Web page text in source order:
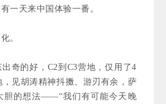
一天来中国体验一番。
。
奇的好，C2到C3营地，仅用了4
，见胡涛精神抖擞、游刃有余，萨
胆的想法——“我们有可能今天晚